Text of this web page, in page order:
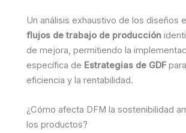
Un análisis exhaustivo de los diseños
flujos de trabajo de producción
de mejora, permitiendo la
específica de Estrategias de GDF
eficiencia y la rentabilidad.
¿Cómo afecta DFM la sostenibilidad
los productos?